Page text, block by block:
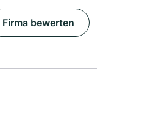
Firma bewerten